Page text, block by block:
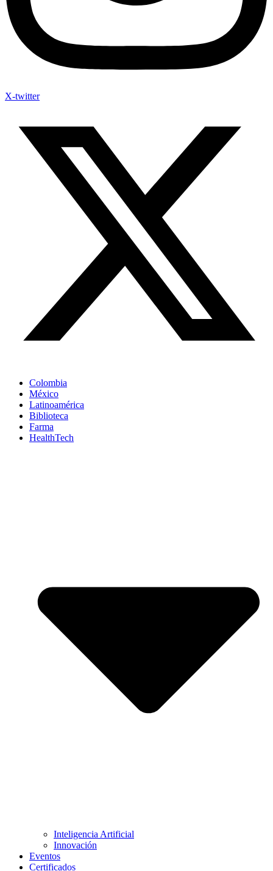
X-twitter
Colombia
México
Latinoamérica
Biblioteca
Farma
HealthTech
Inteligencia Artificial
Innovación
Eventos
Certificados